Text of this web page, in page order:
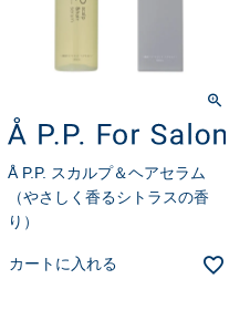
Å P.P. スカルプ＆ヘアセラム
（やさしく香るシトラスの香
り）
カートに入れる